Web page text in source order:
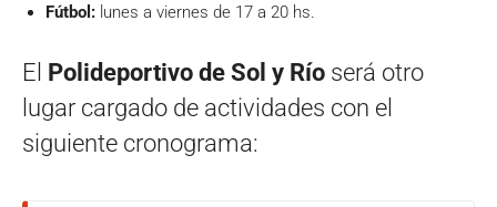
Fútbol: lunes a viernes de 17 a 20 hs.
El Polideportivo de Sol y Río será otro
lugar cargado de actividades con el
siguiente cronograma: